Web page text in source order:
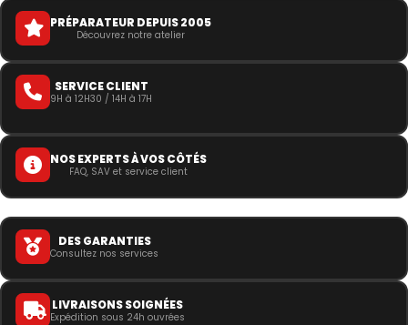
PRÉPARATEUR DEPUIS 2005
Découvrez notre atelier
SERVICE CLIENT
9H à 12H30 / 14H à 17H
NOS EXPERTS À VOS CÔTÉS
FAQ, SAV et service client
DES GARANTIES
Consultez nos services
LIVRAISONS SOIGNÉES
Expédition sous 24h ouvrées